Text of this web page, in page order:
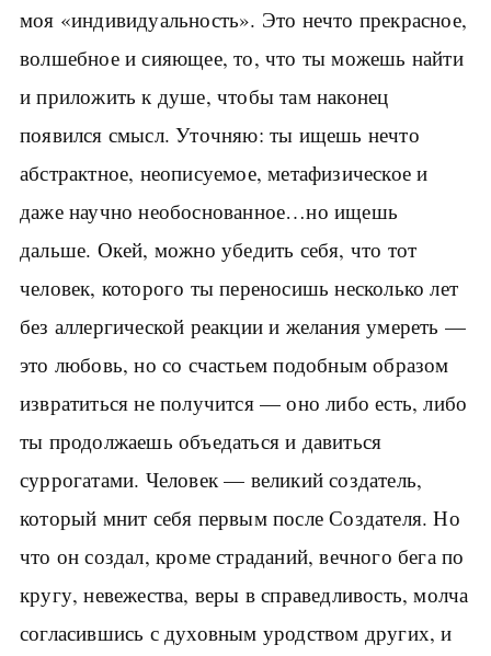
моя «индивидуальность». Это нечто прекрасное,
волшебное и сияющее, то, что ты можешь найти
и приложить к душе, чтобы там наконец
появился смысл. Уточняю: ты ищешь нечто
абстрактное, неописуемое, метафизическое и
даже научно необоснованное…но ищешь
дальше. Окей, можно убедить себя, что тот
человек, которого ты переносишь несколько лет
без аллергической реакции и желания умереть —
это любовь, но со счастьем подобным образом
извратиться не получится — оно либо есть, либо
ты продолжаешь объедаться и давиться
суррогатами. Человек — великий создатель,
который мнит себя первым после Создателя. Но
что он создал, кроме страданий, вечного бега по
кругу, невежества, веры в справедливость, молча
согласившись с духовным уродством других, и